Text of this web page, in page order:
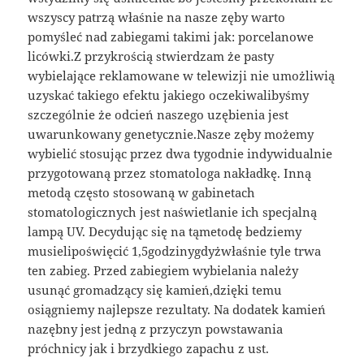
wszyscy patrzą właśnie na nasze zęby warto
pomyśleć nad zabiegami takimi jak: porcelanowe
licówki.Z przykrością stwierdzam że pasty
wybielające reklamowane w telewizji nie umożliwią
uzyskać takiego efektu jakiego oczekiwalibyśmy
szczególnie że odcień naszego uzębienia jest
uwarunkowany genetycznie.Nasze zęby możemy
wybielić stosując przez dwa tygodnie indywidualnie
przygotowaną przez stomatologa nakładkę. Inną
metodą często stosowaną w gabinetach
stomatologicznych jest naświetlanie ich specjalną
lampą UV. Decydując się na tąmetodę bedziemy
musielipoświęcić 1,5godzinygdyżwłaśnie tyle trwa
ten zabieg. Przed zabiegiem wybielania należy
usunąć gromadzący się kamień,dzięki temu
osiągniemy najlepsze rezultaty. Na dodatek kamień
nazębny jest jedną z przyczyn powstawania
próchnicy jak i brzydkiego zapachu z ust.